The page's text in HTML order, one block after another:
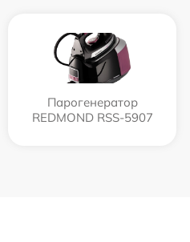
Парогенератор
REDMOND RSS-5907